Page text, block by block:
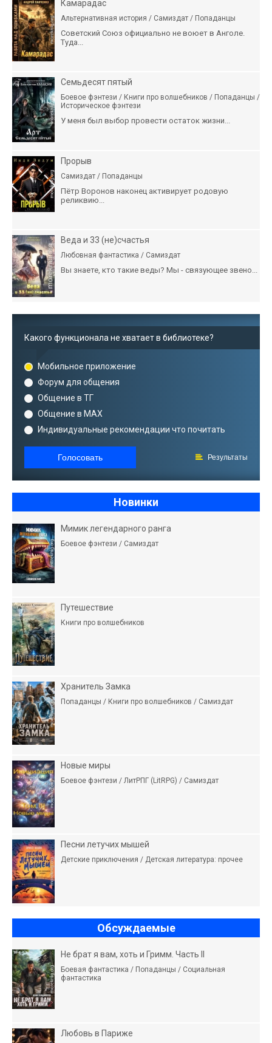
Камарадас
Альтернативная история / Самиздат / Попаданцы
Советский Союз официально не воюет в Анголе.
Туда...
Семьдесят пятый
Боевое фэнтези / Книги про волшебников / Попаданцы /
Историческое фэнтези
У меня был выбор провести остаток жизни...
Прорыв
Самиздат / Попаданцы
Пётр Воронов наконец активирует родовую
реликвию...
Веда и 33 (не)счастья
Любовная фантастика / Самиздат
Вы знаете, кто такие веды? Мы - связующее звено...
Какого функционала не хватает в библиотеке?
Мобильное приложение
Форум для общения
Общение в ТГ
Общение в MAX
Индивидуальные рекомендации что почитать
Голосовать Результаты
Новинки
Мимик легендарного ранга
Боевое фэнтези / Самиздат
Путешествие
Книги про волшебников
Хранитель Замка
Попаданцы / Книги про волшебников / Самиздат
Новые миры
Боевое фэнтези / ЛитРПГ (LitRPG) / Самиздат
Песни летучих мышей
Детские приключения / Детская литература: прочее
Обсуждаемые
Не брат я вам, хоть и Гримм. Часть II
Боевая фантастика / Попаданцы / Социальная
фантастика
Любовь в Париже